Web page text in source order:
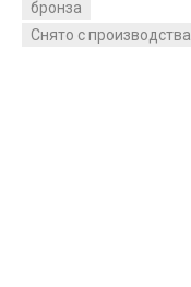
бронза
Снято с производства